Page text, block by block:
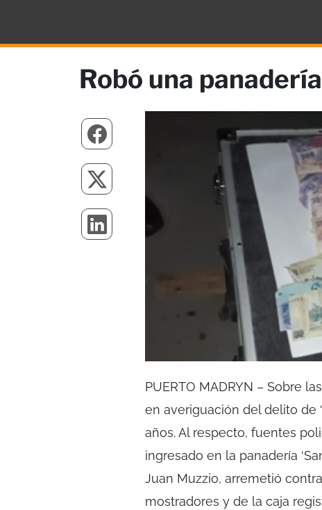
Robó una
PUERTO MADRYN – Sobre
en averiguación del delito de
años. Al respecto, fuentes
ingresado en la panadería
Juan Muzzio, arremetió
mostradores y de la caja